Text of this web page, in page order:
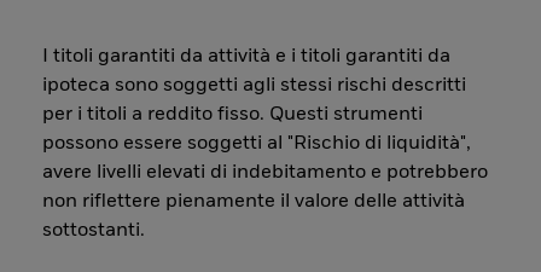
I titoli garantiti da attività e i titoli garantiti da
ipoteca sono soggetti agli stessi rischi descritti
per i titoli a reddito fisso. Questi strumenti
possono essere soggetti al "Rischio di liquidità",
avere livelli elevati di indebitamento e potrebbero
non riflettere pienamente il valore delle attività
sottostanti.